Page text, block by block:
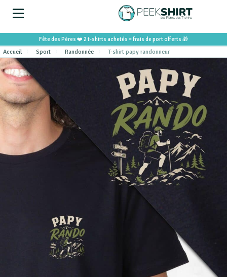
Fête des Pères ❤️ 2 t-shirts achetés = frais de port offerts 🎁
Accueil Sport Randonnée T-shirt papy randonneur